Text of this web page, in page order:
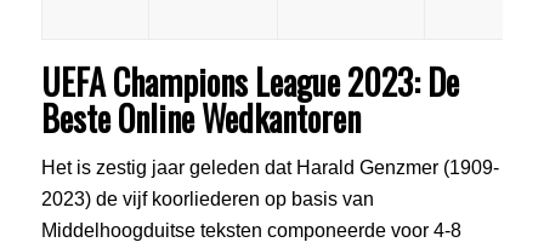
UEFA Champions League 2023: De
Beste Online Wedkantoren
Het is zestig jaar geleden dat Harald Genzmer (1909-
2023) de vijf koorliederen op basis van
Middelhoogduitse teksten componeerde voor 4-8